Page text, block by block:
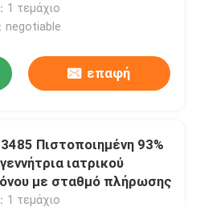
1 τεμάχιο
negotiable
επαφή
Πιστοποιημένη 93%
ιατρικού
με σταθμό πλήρωσης
1 τεμάχιο